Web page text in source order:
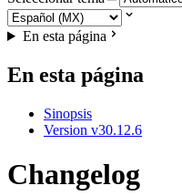
En esta página
En esta página
Sinopsis
Version v30.12.6
Changelog